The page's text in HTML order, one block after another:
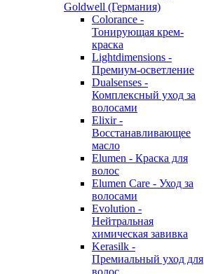
Goldwell (Германия)
Colorance -
Тонирующая крем-
краска
Lightdimensions -
Премиум-осветление
Dualsenses -
Комплексный уход за
волосами
Elixir -
Восстанавливающее
масло
Elumen - Краска для
волос
Elumen Care - Уход за
волосами
Evolution -
Нейтральная
химическая завивка
Kerasilk -
Премиальный уход для
волос